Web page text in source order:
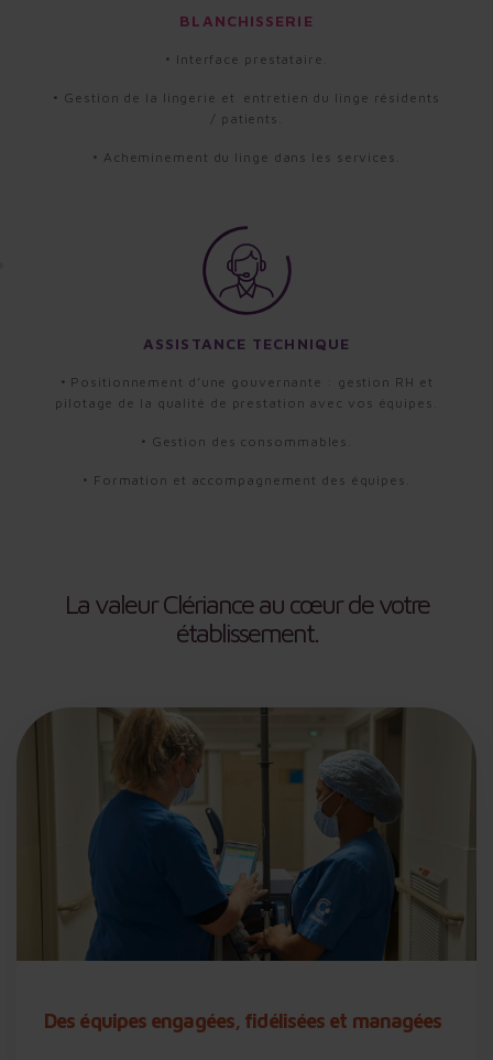
BLANCHISSERIE
• Interface prestataire.
• Gestion de la lingerie et entretien du linge résidents
/ patients.
• Acheminement du linge dans les services.
ASSISTANCE TECHNIQUE
• Positionnement d’une gouvernante : gestion RH et
pilotage de la qualité de prestation avec vos équipes.
• Gestion des consommables.
• Formation et accompagnement des équipes.
La valeur Clériance au cœur de votre
établissement.
Des équipes engagées, fidélisées et managées